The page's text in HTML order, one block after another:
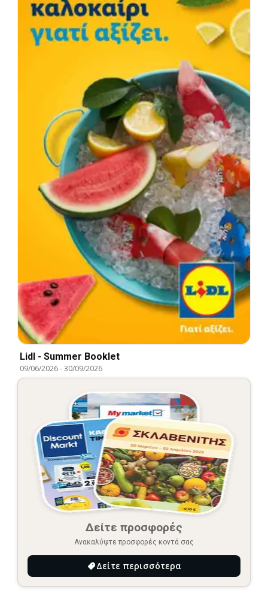
Lidl - Summer Booklet
09/06/2026-30/09/2026
Δείτε προσφορές
Ανακαλύψτε προσφορές κοντά σας
Δείτε περισσότερα